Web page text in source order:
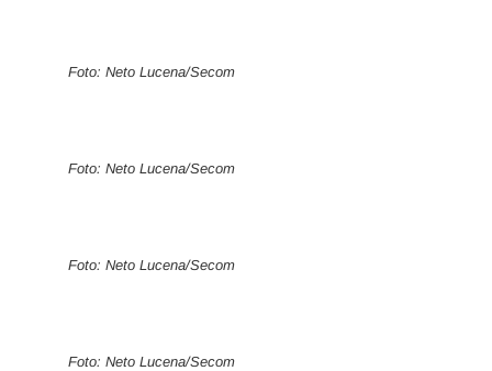
Foto: Neto Lucena/Secom
Foto: Neto Lucena/Secom
Foto: Neto Lucena/Secom
Foto: Neto Lucena/Secom